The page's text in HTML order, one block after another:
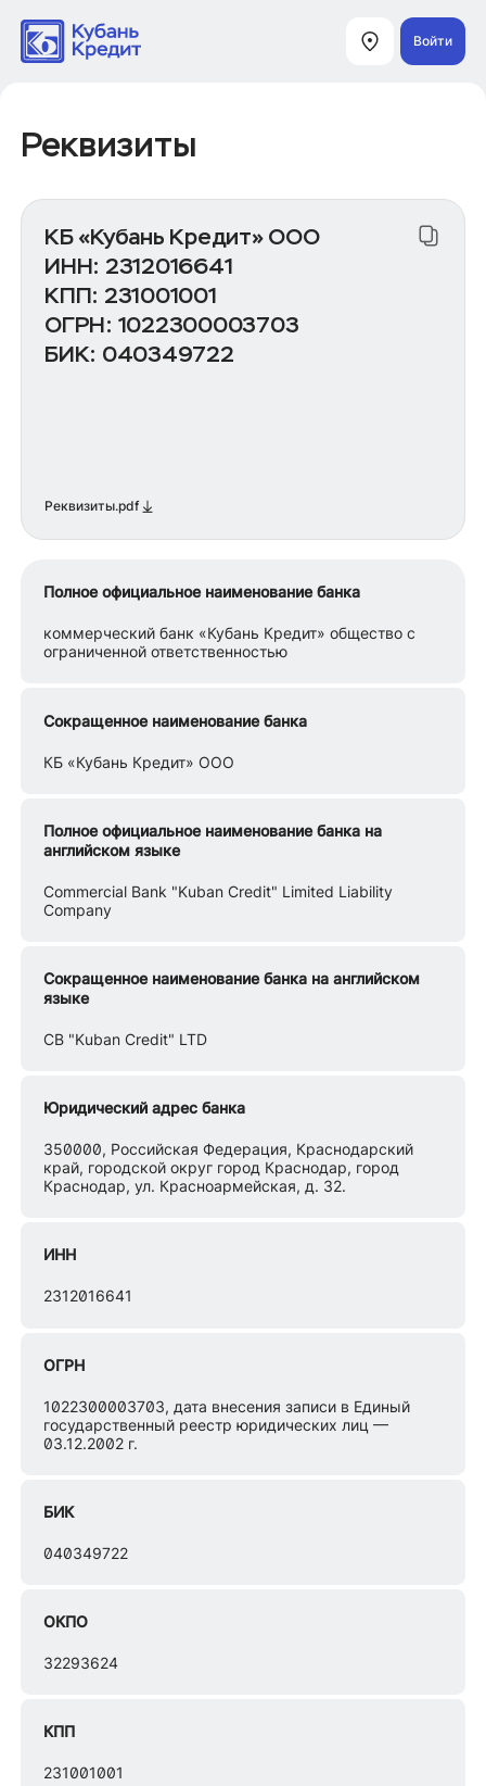
Войти
Реквизиты
КБ «Кубань Кредит» ООО
ИНН: 2312016641
КПП: 231001001
ОГРН: 1022300003703
БИК: 040349722
Реквизиты.pdf
Полное официальное наименование банка
коммерческий банк «Кубань Кредит» общество с
ограниченной ответственностью
Сокращенное наименование банка
КБ «Кубань Кредит» ООО
Полное официальное наименование банка на
английском языке
Commercial Bank "Kuban Credit" Limited Liability
Company
Сокращенное наименование банка на английском
языке
CB "Kuban Credit" LTD
Юридический адрес банка
350000, Российская Федерация, Краснодарский
край, городской округ город Краснодар, город
Краснодар, ул. Красноармейская, д. 32.
ИНН
2312016641
ОГРН
1022300003703, дата внесения записи в Единый
государственный реестр юридических лиц —
03.12.2002 г.
БИК
040349722
ОКПО
32293624
КПП
231001001